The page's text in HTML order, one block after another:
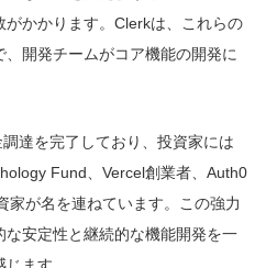
がかかります。Clerkは、これらの
開発チームがコア機能の開発に
達を完了しており、投資家には
Fund、Vercel創業者、Auth0
家が名を連ねています。この強力
安定性と継続的な機能開発を一